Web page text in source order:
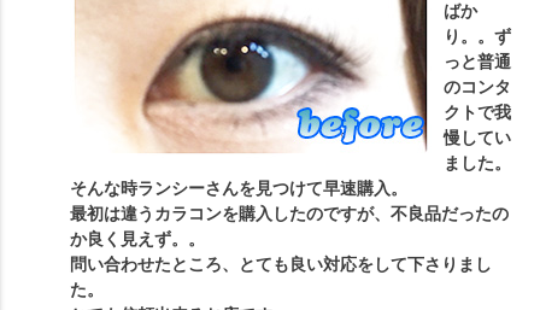
ばか
り。。ず
っと普通
のコンタ
クトで我
慢してい
ました。
そんな時ランシーさんを見つけて早速購入。
最初は違うカラコンを購入したのですが、不良品だったの
か良く見えず。。
問い合わせたところ、とても良い対応をして下さりまし
た。